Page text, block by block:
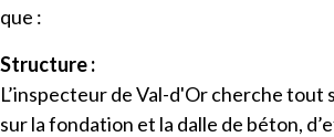
que :
Structure :
L’inspecteur de Val-d'Or cherche tout
sur la fondation et la dalle de béton,